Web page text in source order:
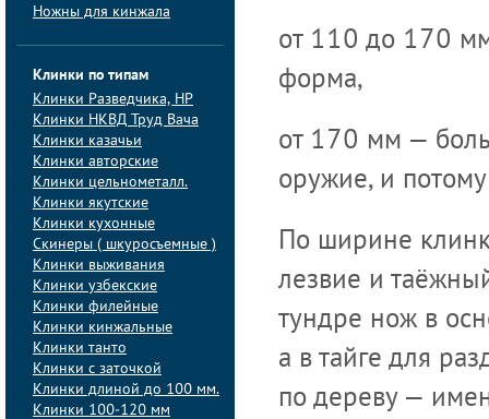
Ножны для кинжала
Клинки по типам
Клинки Pазведчика, НP
Клинки НКВД Труд Вача
Клинки казачьи
Клинки авторские
Клинки цельнометалл.
Клинки якутские
Клинки кухонные
Скинеры ( шкуросъемные )
Клинки выживания
Клинки узбекские
Клинки филейные
Клинки кинжальные
Клинки танто
Клинки с заточкой
Клинки длиной до 100 мм.
Клинки 100-120 мм
от 110 до 170
форма,
от 170 мм —
оружие, и
По ширине
лезвие и
тундре нож в
а в тайге для
по дереву —